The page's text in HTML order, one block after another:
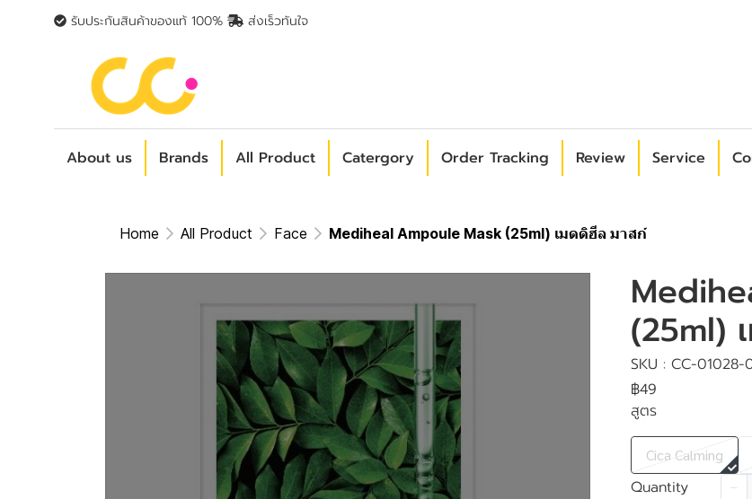
รับประกันสินค้าของแท้ 100% ส่งเร็วทันใจ
About us Brands All Product Catergory Order Tracking Review Service
Home All Product Face Mediheal Ampoule Mask (25ml) เมดดิฮีล มาสก์
(25ml)
SKU : CC-01028-
฿49
สูตร
Cica Calming
Quantity